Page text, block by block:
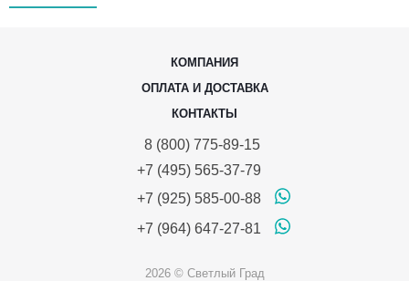
КОМПАНИЯ
ОПЛАТА И ДОСТАВКА
КОНТАКТЫ
8 (800) 775-89-15
+7 (495) 565-37-79
+7 (925) 585-00-88
+7 (964) 647-27-81
2026 © Светлый Град